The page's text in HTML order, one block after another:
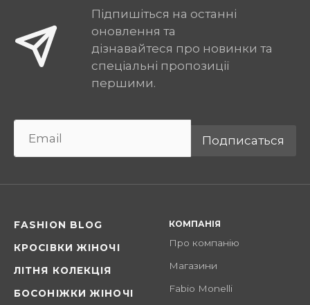
Підпишіться на останні
оновлення та
дізнавайтеся про новинки та
спеціальні пропозиції
першими.
Подписаться
FASHION BLOG
КРОСІВКИ ЖІНОЧІ
ЛІТНЯ КОЛЕКЦІЯ
БОСОНІЖКИ ЖІНОЧІ
КОМПАНІЯ
Про компанію
Магазини
Fabio Monelli